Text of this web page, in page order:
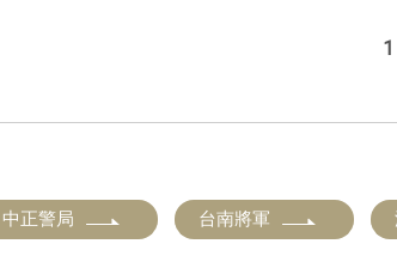
1
中正警局 台南將軍